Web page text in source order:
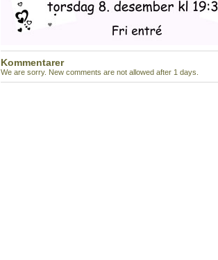
Kommentarer
We are sorry. New comments are not allowed after 1 days.